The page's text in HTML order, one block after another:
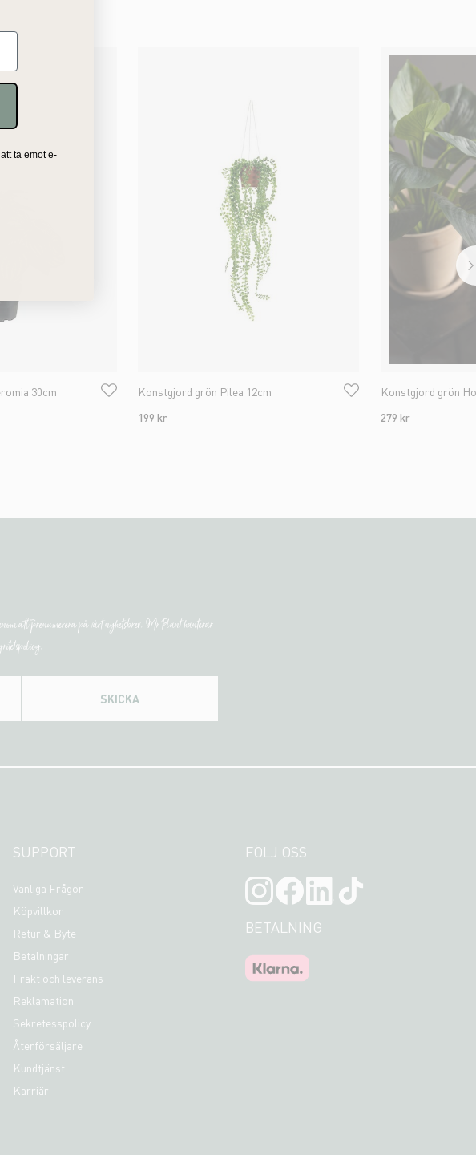
30cm
Konstgjord grön Pilea 12cm
199 kr
Konstgjord grön
279 kr
att prenumerera på vårt nyhetsbrev. Mr Plant hanterar
SKICKA
SUPPORT
Vanliga Frågor
Köpvillkor
Retur & Byte
Betalningar
Frakt och leverans
Reklamation
Sekretesspolicy
Återförsäljare
Kundtjänst
Karriär
FÖLJ OSS
BETALNING
ta emot e-